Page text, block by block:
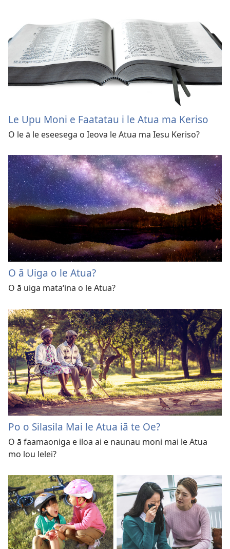
Le Upu Moni e Faatatau i le Atua ma Keriso
O le ā le eseesega o Ieova le Atua ma Iesu Keriso?
O ā Uiga o le Atua?
O ā uiga mataʻina o le Atua?
Po o Silasila Mai le Atua iā te Oe?
O ā faamaoniga e iloa ai e naunau moni mai le Atua
mo lou lelei?